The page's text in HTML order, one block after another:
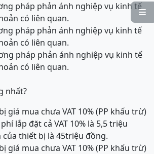

pháp phản ánh nghiệp vụ kinh tế
có liên quan.
pháp phản ánh nghiệp vụ kinh tế
có liên quan.
pháp phản ánh nghiệp vụ kinh tế
có liên quan.
nhất?
giá mua chưa VAT 10% (PP khấu trừ)
lắp đặt cả VAT 10% là 5,5 triệu
thiết bị là 45triệu đồng.
giá mua chưa VAT 10% (PP khấu trừ)